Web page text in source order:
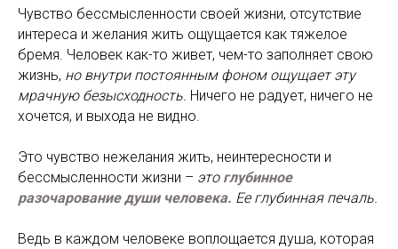
Чувство бессмысленности своей жизни, отсутствие
интереса и желания жить ощущается как тяжелое
бремя. Человек как-то живет, чем-то заполняет свою
жизнь, но внутри постоянным фоном ощущает эту
мрачную безысходность. Ничего не радует, ничего не
хочется, и выхода не видно.
Это чувство нежелания жить, неинтересности и
бессмысленности жизни – это глубинное
разочарование души человека. Ее глубинная печаль.
Ведь в каждом человеке воплощается душа, которая